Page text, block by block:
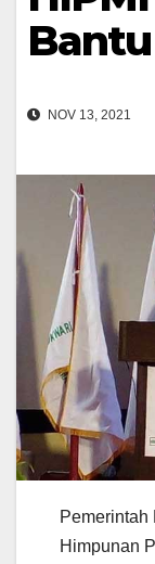
NOV 13, 2021
Pemerintah
Himpunan